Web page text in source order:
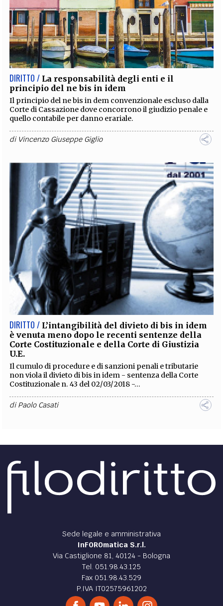
DIRITTO / La responsabilità degli enti e il
principio del ne bis in idem
Il principio del ne bis in dem convenzionale escluso dalla
Corte di Cassazione dove concorrono il giudizio penale e
quello contabile per danno erariale.
di Vincenzo Giuseppe Giglio
DIRITTO / L’intangibilità del divieto di bis in idem
è venuta meno dopo le recenti sentenze della
Corte Costituzionale e della Corte di Giustizia
U.E.
Il cumulo di procedure e di sanzioni penali e tributarie
non viola il divieto di bis in idem - sentenza della Corte
Costituzionale n. 43 del 02/03/2018 -...
diPaolo Casati
Sede legale e amministrativa
InFOROmatica S.r.l.
Via Castiglione 81, 40124 - Bologna
Tel. 051.98.43.125
Fax 051.98.43.529
P.IVA IT02575961202